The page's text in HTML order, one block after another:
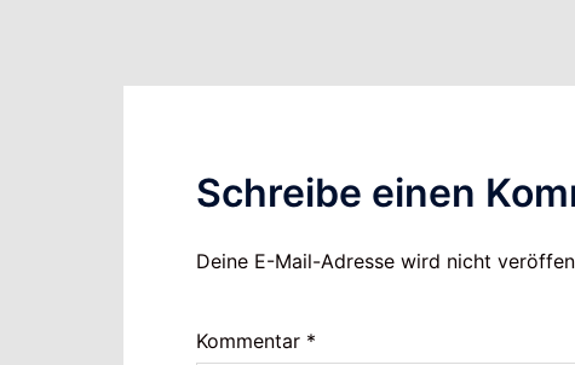
Schreibe einen
Deine E-Mail-Adresse wird nicht
Kommentar *